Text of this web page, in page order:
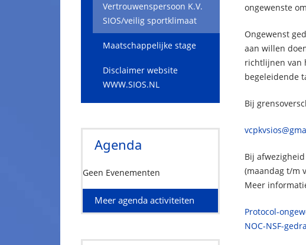
Vertrouwenspersoon K.V.
SIOS/veilig sportklimaat
Maatschappelijke stage
Disclaimer website
WWW.SIOS.NL
Agenda
Geen Evenementen
Meer agenda activiteiten
ongewenste
Ongewenst
aan willen
richtlijnen van
begeleidende
Bij
Bij
(maandag t/m
Meer
Protocol-
NOC-NSF-